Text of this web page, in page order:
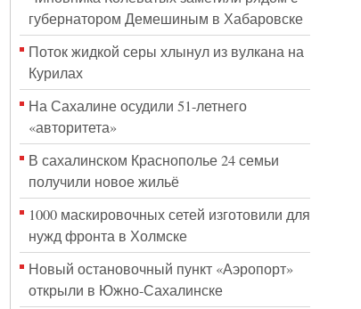
губернатором Демешиным в Хабаровске
Поток жидкой серы хлынул из вулкана на
Курилах
На Сахалине осудили 51-летнего
«авторитета»
В сахалинском Краснополье 24 семьи
получили новое жильё
1000 маскировочных сетей изготовили для
нужд фронта в Холмске
Новый остановочный пункт «Аэропорт»
открыли в Южно-Сахалинске